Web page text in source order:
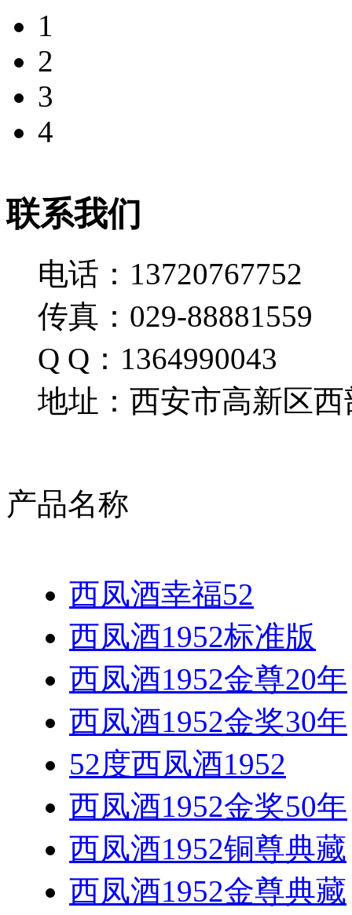
1
2
3
4
联系我们
电话：13720767752
传真：029-88881559
Q Q：1364990043
地址：西安市高新区西
产品名称
西凤酒幸福52
西凤酒1952标准版
西凤酒1952金尊20年
西凤酒1952金奖30年
52度西凤酒1952
西凤酒1952金奖50年
西凤酒1952铜尊典藏
西凤酒1952金尊典藏